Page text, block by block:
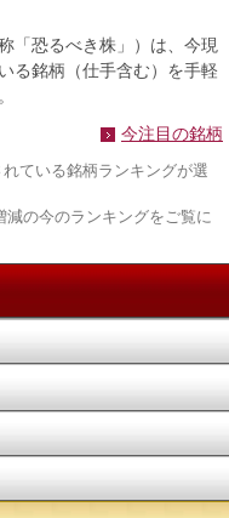
「恐るべき株」）は、今現
る銘柄（仕手含む）を手軽
今注目の銘柄
ている銘柄ランキングが選
の今のランキングをご覧に